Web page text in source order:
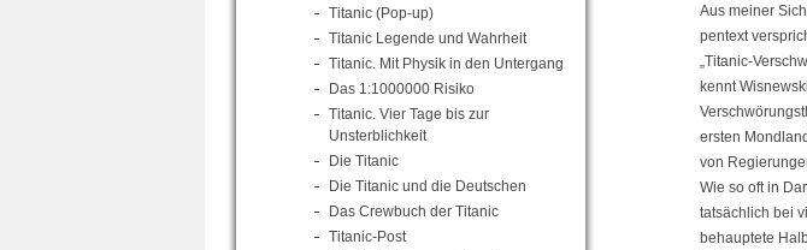
Titanic (Pop-up)
Titanic Legende und Wahrheit
Titanic. Mit Physik in den Untergang
Das 1:1000000 Risiko
Titanic. Vier Tage bis zur
Unsterblichkeit
Die Titanic
Die Titanic und die Deutschen
Das Crewbuch der Titanic
Titanic-Post
Aus meiner
pentext
„Titanic-
kennt
ersten
von
Wie so oft in
tatsächlich bei
behauptete